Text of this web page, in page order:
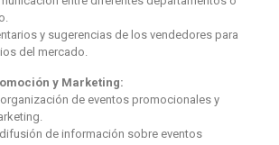
y sugerencias de los vendedores para
del mercado.
y Marketing:
de eventos promocionales y
de información sobre eventos